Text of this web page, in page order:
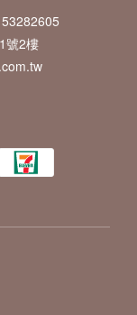
號2樓